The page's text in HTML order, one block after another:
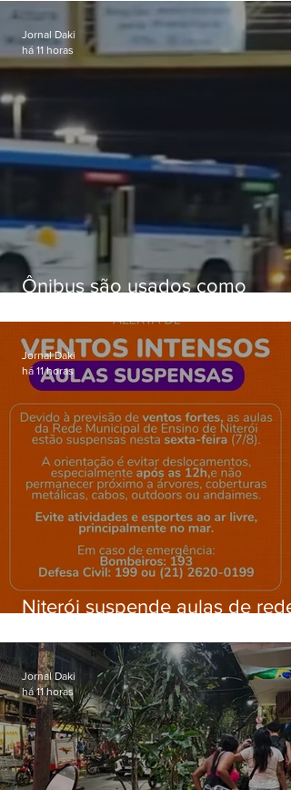
passagens
Ônibus são usados como
Gardênia Azul
Jornal Daki
há 11 horas
Niterói suspende aulas de rede
ventos fortes nesta sexta (7)
Jornal Daki
há 11 horas
Jornal Daki
há 11 horas